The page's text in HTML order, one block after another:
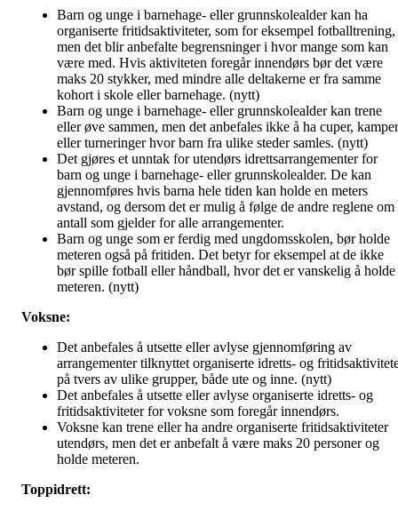
Barn og unge i barnehage- eller grunnskolealder kan ha
organiserte fritidsaktiviteter, som for eksempel fotballtrening,
men det blir anbefalte begrensninger i hvor mange som kan
være med. Hvis aktiviteten foregår innendørs bør det være
maks 20 stykker, med mindre alle deltakerne er fra samme
kohort i skole eller barnehage. (nytt)
Barn og unge i barnehage- eller grunnskolealder kan trene
eller øve sammen, men det anbefales ikke å ha cuper, kamper
eller turneringer hvor barn fra ulike steder samles. (nytt)
Det gjøres et unntak for utendørs idrettsarrangementer for
barn og unge i barnehage- eller grunnskolealder. De kan
gjennomføres hvis barna hele tiden kan holde en meters
avstand, og dersom det er mulig å følge de andre reglene om
antall som gjelder for alle arrangementer.
Barn og unge som er ferdig med ungdomsskolen, bør holde
meteren også på fritiden. Det betyr for eksempel at de ikke
bør spille fotball eller håndball, hvor det er vanskelig å holde
meteren. (nytt)
Voksne:
Det anbefales å utsette eller avlyse gjennomføring av
arrangementer tilknyttet organiserte idretts- og
på tvers av ulike grupper, både ute og inne. (nytt)
Det anbefales å utsette eller avlyse organiserte idretts- og
fritidsaktiviteter for voksne som foregår innendørs.
Voksne kan trene eller ha andre organiserte fritidsaktiviteter
utendørs, men det er anbefalt å være maks 20 personer og
holde meteren.
Toppidrett: